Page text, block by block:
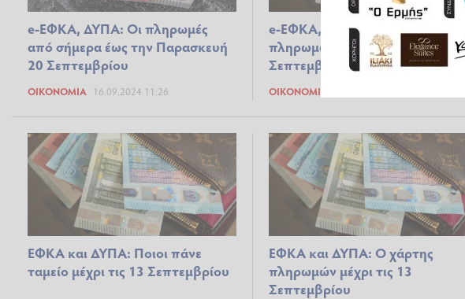
e-ΕΦΚΑ, ΔΥΠΑ: Οι πληρωμές
από σήμερα έως την Παρασκευή
20 Σεπτεμβρίου
ΟΙΚΟΝΟΜΊΑ 16.09.2024 11:26
e-ΕΦΚΑ, ΔΥΠΑ: Ο «χάρτης» των
πληρωμών έως τις 20
Σεπτεμβρίου
ΟΙΚΟΝΟΜΊΑ
ΕΦΚΑ και ΔΥΠΑ: Ποιοι πάνε
ταμείο μέχρι τις 13 Σεπτεμβρίου
ΕΦΚΑ και ΔΥΠΑ: Ο χάρτης
πληρωμών μέχρι τις 13
Σεπτεμβρίου